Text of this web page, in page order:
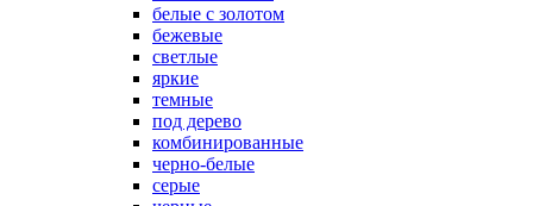
белые с золотом
бежевые
светлые
яркие
темные
под дерево
комбинированные
черно-белые
серые